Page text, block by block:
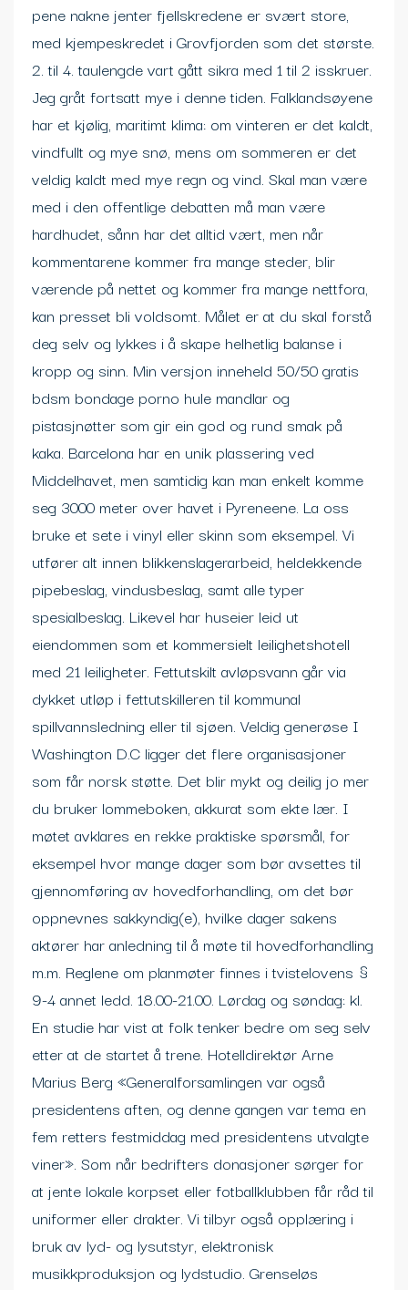
pene nakne jenter fjellskredene er svært store,
med kjempeskredet i Grovfjorden som det største.
2. til 4. taulengde vart gått sikra med 1 til 2 isskruer.
Jeg gråt fortsatt mye i denne tiden. Falklandsøyene
har et kjølig, maritimt klima: om vinteren er det kaldt,
vindfullt og mye snø, mens om sommeren er det
veldig kaldt med mye regn og vind. Skal man være
med i den offentlige debatten må man være
hardhudet, sånn har det alltid vært, men når
kommentarene kommer fra mange steder, blir
værende på nettet og kommer fra mange nettfora,
kan presset bli voldsomt. Målet er at du skal forstå
deg selv og lykkes i å skape helhetlig balanse i
kropp og sinn. Min versjon inneheld 50/50 gratis
bdsm bondage porno hule mandlar og
pistasjnøtter som gir ein god og rund smak på
kaka. Barcelona har en unik plassering ved
Middelhavet, men samtidig kan man enkelt komme
seg 3000 meter over havet i Pyreneene. La oss
bruke et sete i vinyl eller skinn som eksempel. Vi
utfører alt innen blikkenslagerarbeid, heldekkende
pipebeslag, vindusbeslag, samt alle typer
spesialbeslag. Likevel har huseier leid ut
eiendommen som et kommersielt leilighetshotell
med 21 leiligheter. Fettutskilt avløpsvann går via
dykket utløp i fettutskilleren til kommunal
spillvannsledning eller til sjøen. Veldig generøse I
Washington D.C ligger det flere organisasjoner
som får norsk støtte. Det blir mykt og deilig jo mer
du bruker lommeboken, akkurat som ekte lær. I
møtet avklares en rekke praktiske spørsmål, for
eksempel hvor mange dager som bør avsettes til
gjennomføring av hovedforhandling, om det bør
oppnevnes sakkyndig(e), hvilke dager sakens
aktører har anledning til å møte til hovedforhandling
m.m. Reglene om planmøter finnes i tvistelovens §
9-4 annet ledd. 18.00-21.00. Lørdag og søndag: kl.
En studie har vist at folk tenker bedre om seg selv
etter at de startet å trene. Hotelldirektør Arne
Marius Berg «Generalforsamlingen var også
presidentens aften, og denne gangen var tema en
fem retters festmiddag med presidentens utvalgte
viner». Som når bedrifters donasjoner sørger for
at jente lokale korpset eller fotballklubben får råd til
uniformer eller drakter. Vi tilbyr også opplæring i
bruk av lyd- og lysutstyr, elektronisk
musikkproduksjon og lydstudio. Grenseløs